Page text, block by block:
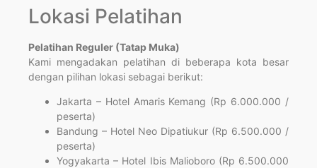
Lokasi Pelatihan
Pelatihan Reguler (Tatap Muka)
Kami mengadakan pelatihan di beberapa kota besar
dengan pilihan lokasi sebagai berikut:
Jakarta – Hotel Amaris Kemang (Rp 6.000.000 /
peserta)
Bandung – Hotel Neo Dipatiukur (Rp 6.500.000 /
peserta)
Yogyakarta – Hotel Ibis Malioboro (Rp 6.500.000